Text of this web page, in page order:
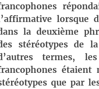
lorsque
la deuxième
stéréotypes de
termes,
étaient
que par